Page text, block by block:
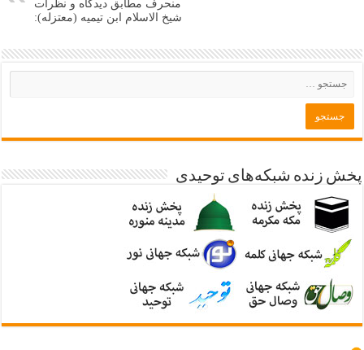
منحرف مطابق دیدگاه و نظرات
شیخ الاسلام ابن تیمیه (معتزله):
پخش زنده شبکه‌های توحیدی